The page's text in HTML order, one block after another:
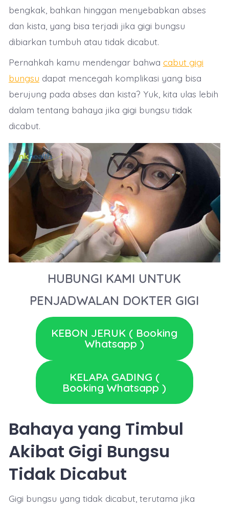
bengkak, bahkan hinggan menyebabkan abses
dan kista, yang bisa terjadi jika gigi bungsu
dibiarkan tumbuh atau tidak dicabut.
Pernahkah kamu mendengar bahwa cabut gigi
bungsu dapat mencegah komplikasi yang bisa
berujung pada abses dan kista? Yuk, kita ulas lebih
dalam tentang bahaya jika gigi bungsu tidak
dicabut.
HUBUNGI KAMI UNTUK
PENJADWALAN DOKTER GIGI
KEBON JERUK ( Booking
Whatsapp )
KELAPA GADING (
Booking Whatsapp )
Bahaya yang Timbul
Akibat Gigi Bungsu
Tidak Dicabut
Gigi bungsu yang tidak dicabut, terutama jika